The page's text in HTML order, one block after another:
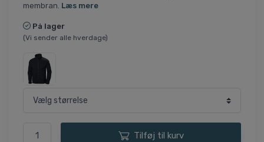
membran. Læs mere
På lager
(Vi sender alle hverdage)
Tilføj til kurv